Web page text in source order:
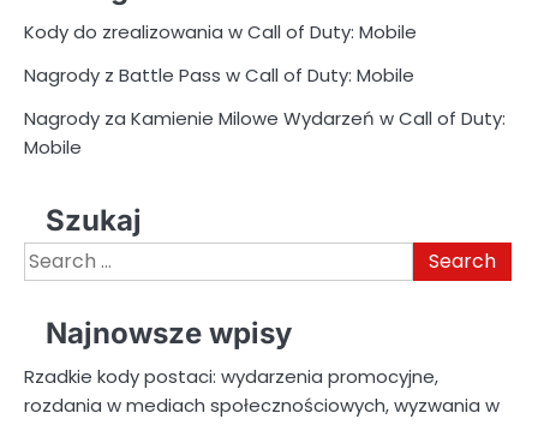
Kody do zrealizowania w Call of Duty: Mobile
Nagrody z Battle Pass w Call of Duty: Mobile
Nagrody za Kamienie Milowe Wydarzeń w Call of Duty:
Mobile
Szukaj
Search
for:
Najnowsze wpisy
Rzadkie kody postaci: wydarzenia promocyjne,
rozdania w mediach społecznościowych, wyzwania w